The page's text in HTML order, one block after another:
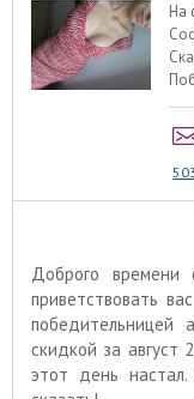
На
Доброго времени
приветствовать
победительницей
скидкой за август
этот день настал.